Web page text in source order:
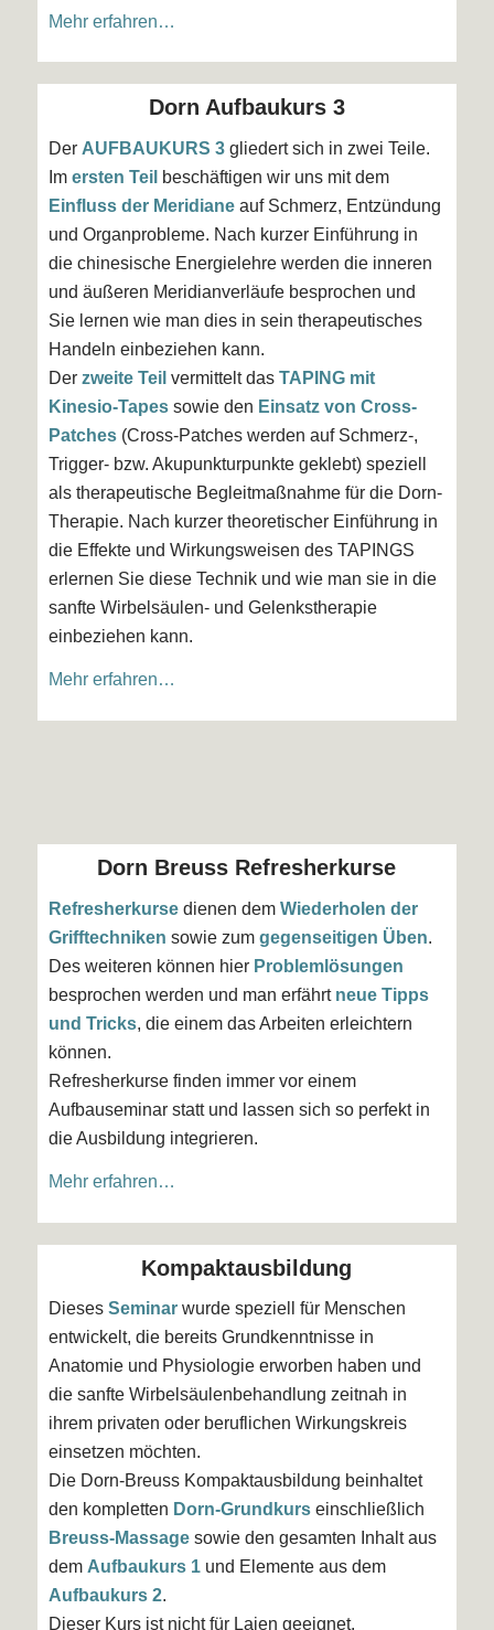
Mehr erfahren…
Dorn Aufbaukurs 3
Der AUFBAUKURS 3gliedert sich in zwei Teile.
Im ersten Teil beschäftigen wir uns mit dem
Einfluss der Meridianeauf Schmerz, Entzündung
und Organprobleme. Nach kurzer Einführung in
die chinesische Energielehre werden die inneren
und äußeren Meridianverläufe besprochen und
Sie lernen wie man dies in sein therapeutisches
Handeln einbeziehen kann.
Derzweite Teil vermittelt dasTAPING mit
Kinesio-Tapessowie den Einsatz von Cross-
Patches(Cross-Patches werden auf Schmerz-,
Trigger- bzw. Akupunkturpunkte geklebt) speziell
als therapeutische Begleitmaßnahme für die Dorn-
Therapie. Nach kurzer theoretischer Einführung in
die Effekte und Wirkungsweisen des TAPINGS
erlernen Sie diese Technik und wie man sie in die
sanfte Wirbelsäulen- und Gelenkstherapie
einbeziehen kann.
Mehr erfahren…
Dorn Breuss Refresherkurse
Refresherkursedienen dem Wiederholen der
Grifftechniken sowie zum gegenseitigen Üben.
Des weiteren können hier Problemlösungen
besprochen werden und man erfährt neue Tipps
und Tricks, die einem das Arbeiten erleichtern
können.
Refresherkurse finden immer vor einem
Aufbauseminar statt und lassen sich so perfekt in
die Ausbildung integrieren.
Mehr erfahren…
Kompaktausbildung
DiesesSeminarwurde speziell für Menschen
entwickelt, die bereits Grundkenntnisse in
Anatomie und Physiologie erworben haben und
die sanfte Wirbelsäulenbehandlung zeitnah in
ihrem privaten oder beruflichen Wirkungskreis
einsetzen möchten.
Die Dorn-Breuss Kompaktausbildung beinhaltet
den kompletten Dorn-Grundkurseinschließlich
Breuss-Massagesowie den gesamten Inhalt aus
dem Aufbaukurs 1und Elemente aus dem
Aufbaukurs 2.
Dieser Kurs ist nicht für Laien geeignet.